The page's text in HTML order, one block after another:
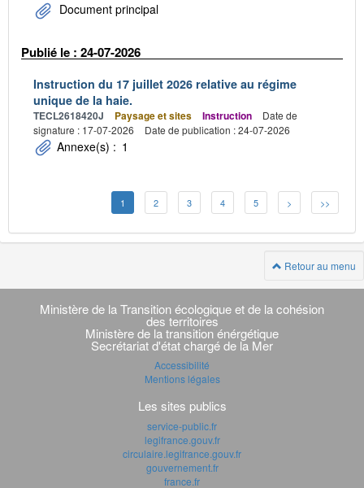
Document principal
Publié le : 24-07-2026
Instruction du 17 juillet 2026 relative au régime
unique de la haie.
TECL2618420J Paysage et sites Instruction
Date de
signature : 17-07-2026
Date de publication : 24-07-2026
Annexe(s) : 1
1 2 3 4 5 > >>
Retour au menu
Navigation
transverse
Ministère de la Transition écologique et de la cohésion
des territoires
Ministère de la transition énérgétique
Secrétariat d'état chargé de la Mer
Accessibilité
Mentions légales
Les sites publics
service-public.fr
legifrance.gouv.fr
circulaire.legifrance.gouv.fr
gouvernement.fr
france.fr